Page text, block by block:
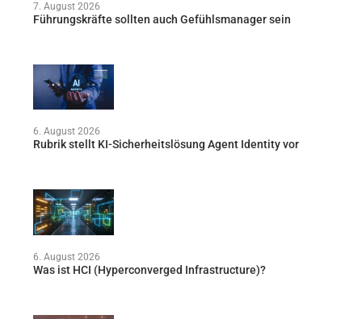
7. August 2026
Führungskräfte sollten auch Gefühlsmanager sein
6. August 2026
Rubrik stellt KI-Sicherheitslösung Agent Identity vor
6. August 2026
Was ist HCI (Hyperconverged Infrastructure)?